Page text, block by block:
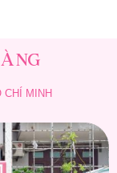
CHÍ MINH